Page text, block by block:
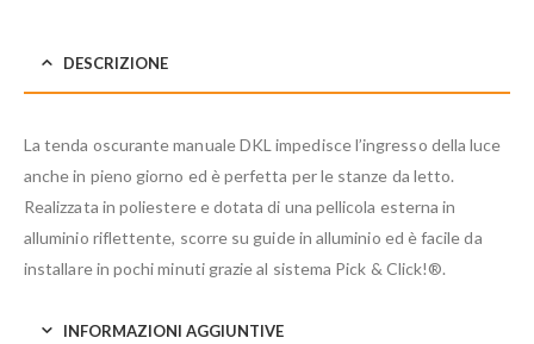
DESCRIZIONE
La tenda oscurante manuale DKL impedisce l’ingresso della luce
anche in pieno giorno ed è perfetta per le stanze da letto.
Realizzata in poliestere e dotata di una pellicola esterna in
alluminio riflettente, scorre su guide in alluminio ed è facile da
installare in pochi minuti grazie al sistema Pick & Click!®.
INFORMAZIONI AGGIUNTIVE